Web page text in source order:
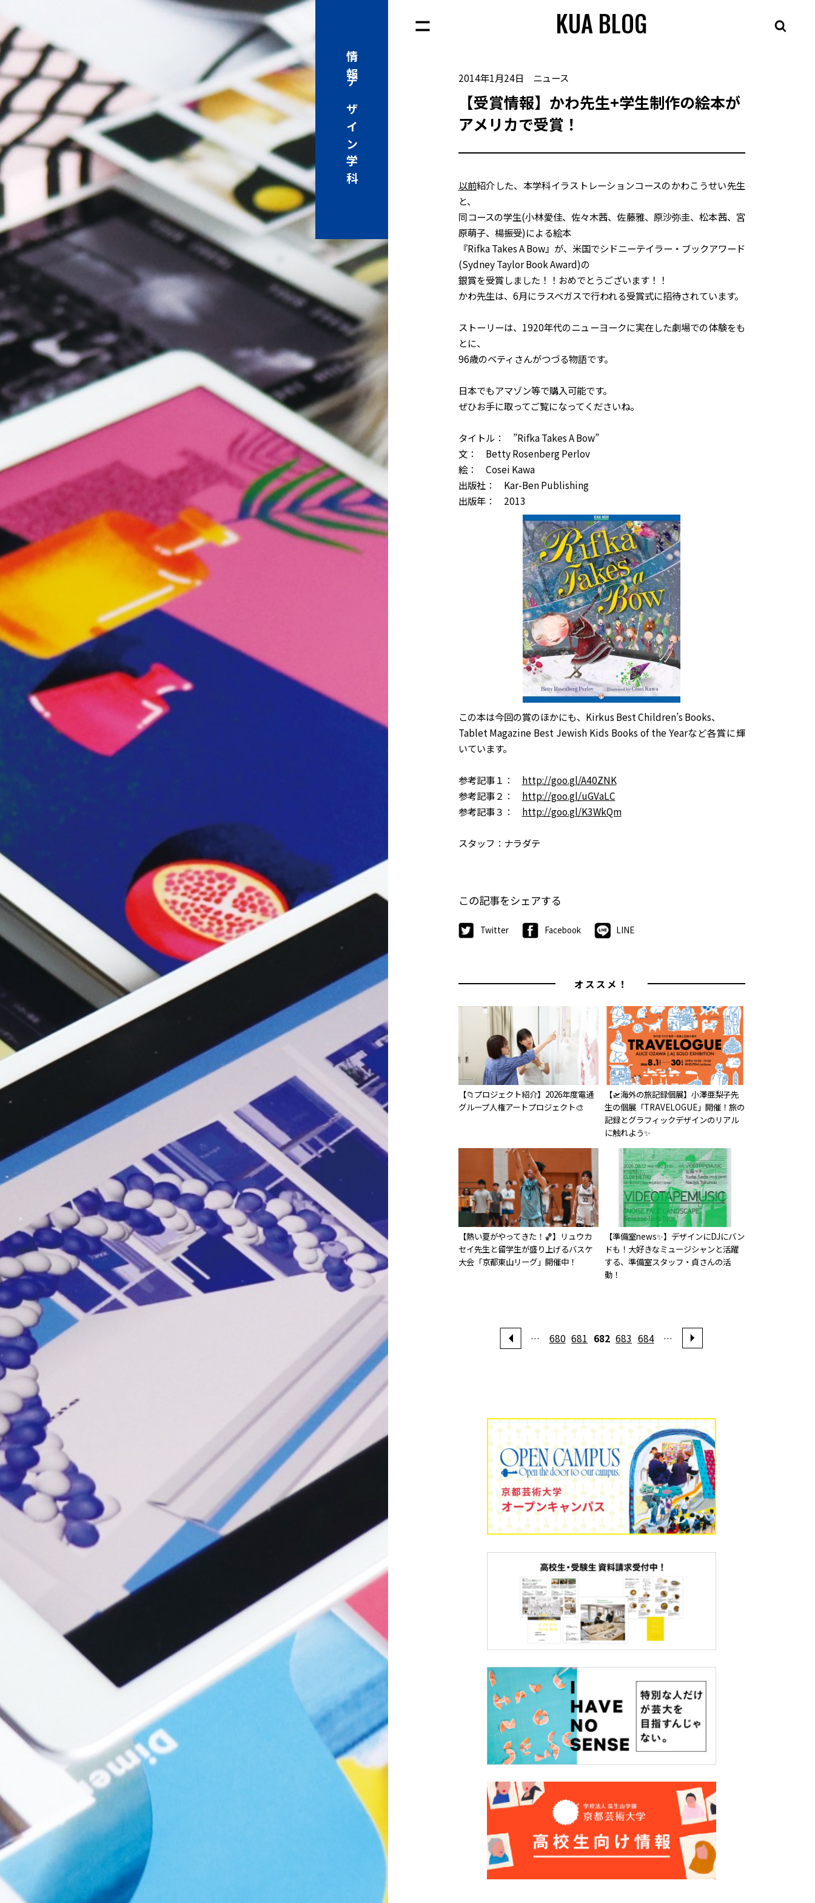
KUA BLOG
情報
デザイン学科
2014年1月24日 ニュース
【受賞情報】かわ先生+学生制作の絵本が
アメリカで受賞！
以前紹介した、本学科イラストレーションコースのかわこうせい先生
と、
同コースの学生(小林愛佳、佐々木茜、佐藤雅、原沙弥圭、松本茜、宮
原萌子、楊振受)による絵本
『Rifka Takes A Bow』が、米国でシドニーテイラー・ブックアワード
(Sydney Taylor Book Award)の
銀賞を受賞しました！！おめでとうございます！！
かわ先生は、6月にラスベガスで行われる受賞式に招待されています。
ストーリーは、1920年代のニューヨークに実在した劇場での体験をも
とに、
96歳のベティさんがつづる物語です。
日本でもアマゾン等で購入可能です。
ぜひお手に取ってご覧になってくださいね。
タイトル： ”Rifka Takes A Bow”
文： Betty Rosenberg Perlov
絵： Cosei Kawa
出版社： Kar-Ben Publishing
出版年： 2013
この本は今回の賞のほかにも、Kirkus Best Children’s Books、
Tablet Magazine Best Jewish Kids Books of the Yearなど各賞に輝
いています。
参考記事１： http://goo.gl/A40ZNK
参考記事２： http://goo.gl/uGVaLC
参考記事３： http://goo.gl/K3WkQm
スタッフ：ナラダテ
この記事をシェアする
Twitter Facebook LINE
オススメ！
【📁プロジェクト紹介】2026年度電通
グループ人権アートプロジェクト🎨
【🛫海外の旅記録個展】小澤亜梨子先
生の個展「TRAVELOGUE」開催！旅の
記録とグラフィックデザインのリアル
に触れよう✨
【熱い夏がやってきた！🏀】リュウカ
セイ先生と留学生が盛り上げるバスケ
大会「京都東山リーグ」開催中！
【準備室news✨】デザインにDJにバン
ドも！大好きなミュージシャンと活躍
する、準備室スタッフ・貞さんの活
動！
… 680 681 682 683 684 …